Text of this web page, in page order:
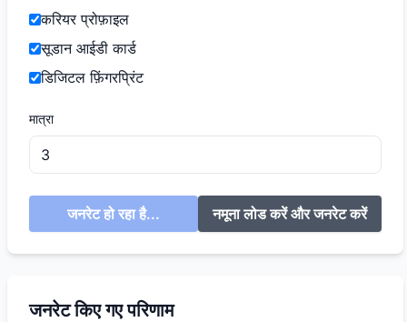
करियर प्रोफ़ाइल
सूडान आईडी कार्ड
डिजिटल फ़िंगरप्रिंट
मात्रा
जनरेट हो रहा है... नमूना लोड करें और जनरेट करें
जनरेट किए गए परिणाम